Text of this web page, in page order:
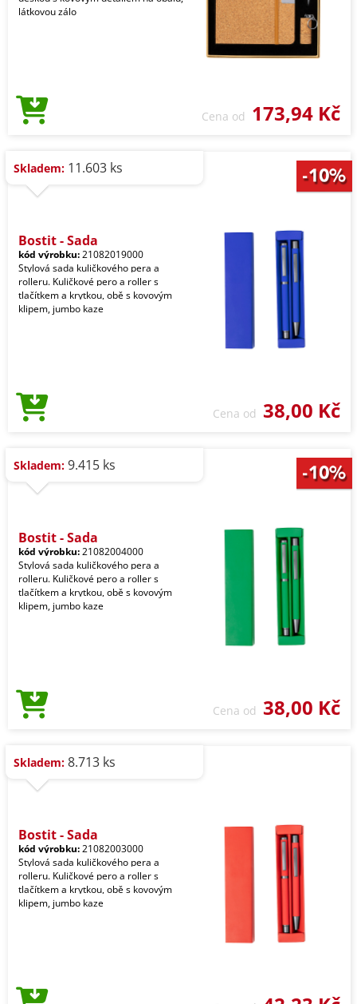
látkovou zálo
Cena od 173,94 Kč
Skladem: 11.603 ks
Bostit - Sada
kód výrobku:21082019000
Stylová sada kuličkového pera a
rolleru. Kuličkové pero a roller s
tlačítkem a krytkou, obě s kovovým
klipem, jumbo kaze
Cena od 38,00 Kč
Skladem: 9.415 ks
Bostit - Sada
kód výrobku:21082004000
Stylová sada kuličkového pera a
rolleru. Kuličkové pero a roller s
tlačítkem a krytkou, obě s kovovým
klipem, jumbo kaze
Cena od 38,00 Kč
Skladem: 8.713 ks
Bostit - Sada
kód výrobku:21082003000
Stylová sada kuličkového pera a
rolleru. Kuličkové pero a roller s
tlačítkem a krytkou, obě s kovovým
klipem, jumbo kaze